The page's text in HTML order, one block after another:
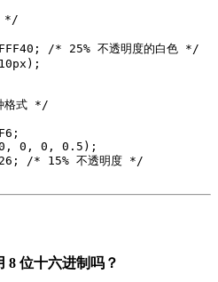
*/
/* 25% 不透明度的白色 */
格式 */
0, 0, 0.5);
/* 15% 不透明度 */
8 位十六进制吗？